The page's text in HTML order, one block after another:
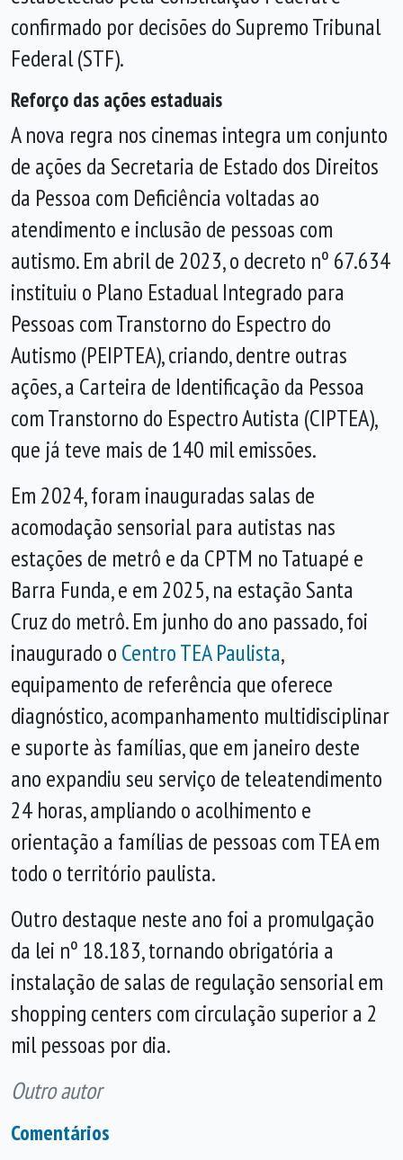
confirmado por decisões do Supremo Tribunal
Federal (STF).
Reforço das ações estaduais
A nova regra nos cinemas integra um conjunto
de ações da Secretaria de Estado dos Direitos
da Pessoa com Deficiência voltadas ao
atendimento e inclusão de pessoas com
autismo. Em abril de 2023, o decreto nº 67.634
instituiu o Plano Estadual Integrado para
Pessoas com Transtorno do Espectro do
Autismo (PEIPTEA), criando, dentre outras
ações, a Carteira de Identificação da Pessoa
com Transtorno do Espectro Autista (CIPTEA),
que já teve mais de 140 mil emissões.
Em 2024, foram inauguradas salas de
acomodação sensorial para autistas nas
estações de metrô e da CPTM no Tatuapé e
Barra Funda, e em 2025, na estação Santa
Cruz do metrô. Em junho do ano passado, foi
inaugurado o Centro TEA Paulista,
equipamento de referência que oferece
diagnóstico, acompanhamento multidisciplinar
e suporte às famílias, que em janeiro deste
ano expandiu seu serviço de teleatendimento
24 horas, ampliando o acolhimento e
orientação a famílias de pessoas com TEA em
todo o território paulista.
Outro destaque neste ano foi a promulgação
da lei nº 18.183, tornando obrigatória a
instalação de salas de regulação sensorial em
shopping centers com circulação superior a 2
mil pessoas por dia.
Outro autor
Comentários